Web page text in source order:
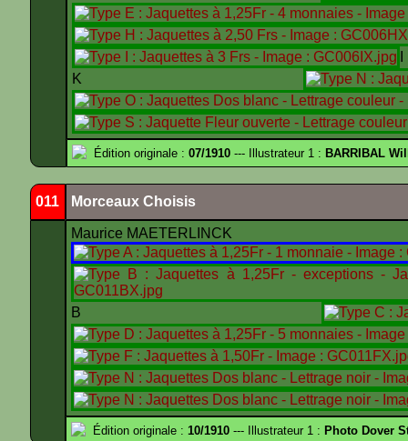
K
Édition originale : 07/1910 --- Illustrateur 1 : BARRIBAL
011 Morceaux Choisis
Maurice MAETERLINCK
B
Édition originale : 10/1910 --- Illustrateur 1 : Photo Dover